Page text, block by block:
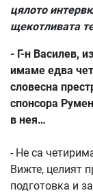
цялото
щекотливата
- Г-н Василев,
имаме едва
словесна
спонсора
в нея…
- Не са
Вижте, целият
подготовка и